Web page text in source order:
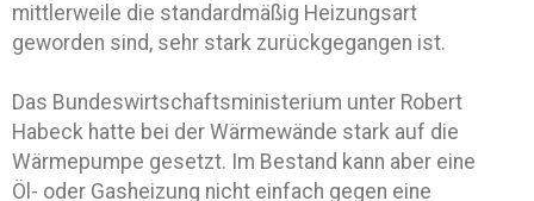
mittlerweile die standardmäßig Heizungsart
geworden sind, sehr stark zurückgegangen ist.
Das Bundeswirtschaftsministerium unter Robert
Habeck hatte bei der Wärmewände stark auf die
Wärmepumpe gesetzt. Im Bestand kann aber eine
Öl- oder Gasheizung nicht einfach gegen eine